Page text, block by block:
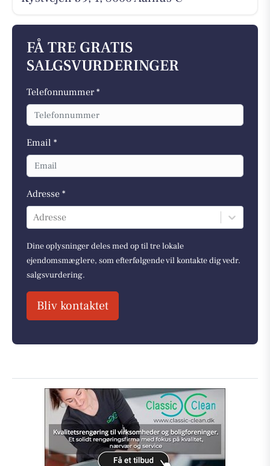
FÅ TRE GRATIS
SALGSVURDERINGER
Telefonnummer *
Email *
Adresse *
Adresse
Dine oplysninger deles med op til tre lokale
ejendomsmæglere, som efterfølgende vil kontakte dig vedr.
salgsvurdering.
Bliv kontaktet